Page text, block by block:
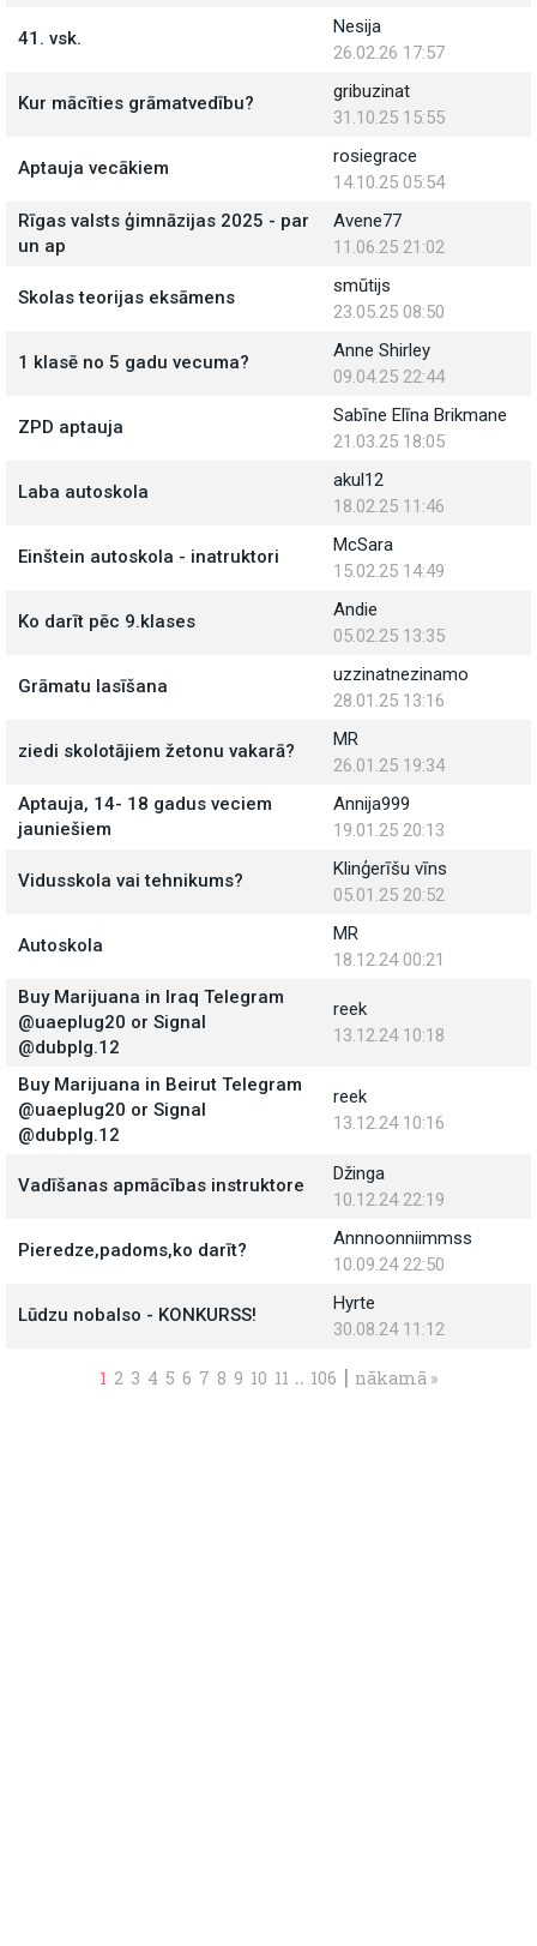
41. vsk.
Nesija
26.02.26 17:57
Kur mācīties grāmatvedību?
gribuzinat
31.10.25 15:55
Aptauja vecākiem
rosiegrace
14.10.25 05:54
Rīgas valsts ģimnāzijas 2025 - par
un ap
Avene77
11.06.25 21:02
Skolas teorijas eksāmens
smūtijs
23.05.25 08:50
1 klasē no 5 gadu vecuma?
Anne Shirley
09.04.25 22:44
ZPD aptauja
Sabīne Elīna Brikmane
21.03.25 18:05
Laba autoskola
akul12
18.02.25 11:46
Einštein autoskola - inatruktori
McSara
15.02.25 14:49
Ko darīt pēc 9.klases
Andie
05.02.25 13:35
Grāmatu lasīšana
uzzinatnezinamo
28.01.25 13:16
ziedi skolotājiem žetonu vakarā?
MR
26.01.25 19:34
Aptauja, 14- 18 gadus veciem
jauniešiem
Annija999
19.01.25 20:13
Vidusskola vai tehnikums?
Klinģerīšu vīns
05.01.25 20:52
Autoskola
MR
18.12.24 00:21
Buy Marijuana in Iraq Telegram
@uaeplug20 or Signal
@dubplg.12
reek
13.12.24 10:18
Buy Marijuana in Beirut Telegram
@uaeplug20 or Signal
@dubplg.12
reek
13.12.24 10:16
Vadīšanas apmācības instruktore
Džinga
10.12.24 22:19
Pieredze,padoms,ko darīt?
Annnoonniimmss
10.09.24 22:50
Lūdzu nobalso - KONKURSS!
Hyrte
30.08.24 11:12
1 2 3 4 5 6 7 8 9 10 11 .. 106 | nākamā »